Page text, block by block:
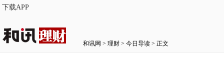
下载APP
和讯网 > 理财 > 今日导读 > 正文